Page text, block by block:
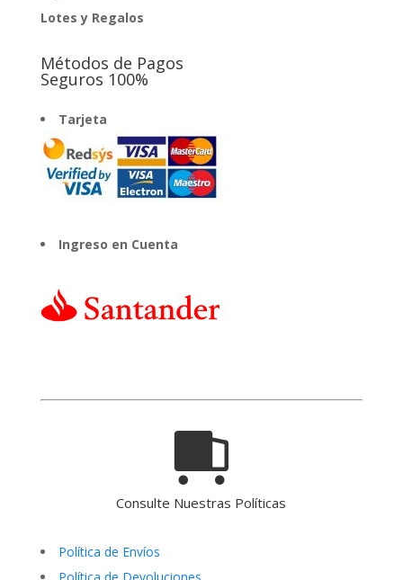
Lotes y Regalos
Métodos de Pagos
Seguros 100%
Tarjeta
Ingreso en Cuenta
Consulte Nuestras Políticas
Política de Envíos
Política de Devoluciones